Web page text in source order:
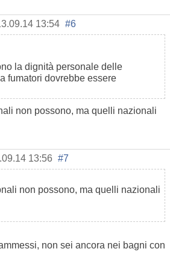
13:54 #6
la dignità personale delle
fumatori dovrebbe essere
non possono, ma quelli nazionali
13:56 #7
non possono, ma quelli nazionali
non sei ancora nei bagni con